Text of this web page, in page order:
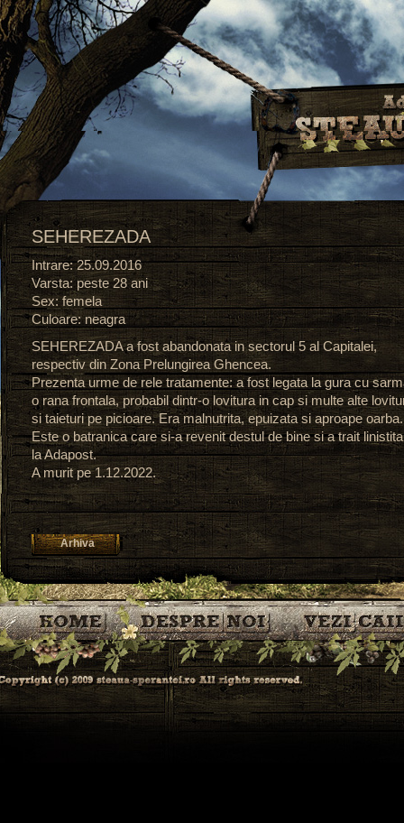
SEHEREZADA
Intrare: 25.09.2016
Varsta: peste 28 ani
Sex: femela
Culoare: neagra
SEHEREZADA a fost abandonata in sectorul 5 al Capitalei,
respectiv din Zona Prelungirea Ghencea.
Prezenta urme de rele tratamente: a fost legata la gura cu
o rana frontala, probabil dintr-o lovitura in cap si multe alte
si taieturi pe picioare. Era malnutrita, epuizata si aproape oarba.
Este o batranica care si-a revenit destul de bine si a trait linistita
la Adapost.
A murit pe 1.12.2022.
Arhiva